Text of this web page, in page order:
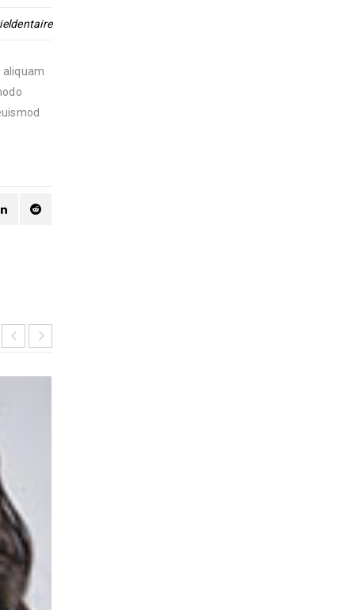
aliquam